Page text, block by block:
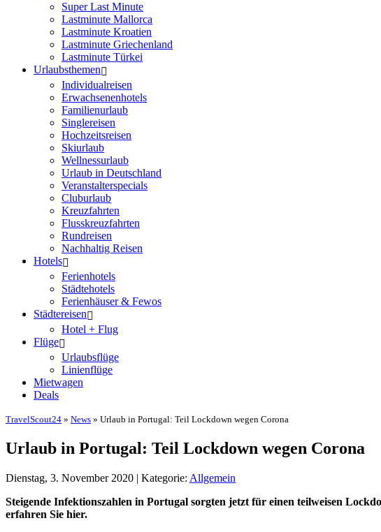
Super Last Minute
Lastminute Mallorca
Lastminute Kroatien
Lastminute Griechenland
Lastminute Türkei
Urlaubsthemen
Individualreisen
Erwachsenenhotels
Familienurlaub
Singlereisen
Hochzeitsreisen
Skiurlaub
Wellnessurlaub
Urlaub in Deutschland
Veranstalterspecials
Cluburlaub
Kreuzfahrten
Flusskreuzfahrten
Rundreisen
Nachhaltig Reisen
Hotels
Ferienhotels
Städtehotels
Ferienhäuser & Fewos
Städtereisen
Hotel + Flug
Flüge
Urlaubsflüge
Linienflüge
Mietwagen
Deals
TravelScout24 » News » Urlaub in Portugal: Teil Lockdown wegen Corona
Urlaub in Portugal: Teil Lockdown wegen Corona
Dienstag, 3. November 2020 | Kategorie: Allgemein
Steigende Infektionszahlen in Portugal sorgten jetzt für einen teilweisen
erfahren Sie hier.